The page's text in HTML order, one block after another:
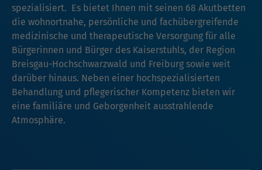
spezialisiert. Es bietet Ihnen mit seinen 68 Akutbetten
die wohnortnahe, persönliche und fachübergreifende
medizinische und therapeutische Versorgung für alle
Bürgerinnen und Bürger des Kaiserstuhls, der Region
Breisgau-Hochschwarzwald und Freiburg sowie weit
darüber hinaus. Neben einer hochspezialisierten
Behandlung und pflegerischer Kompetenz bieten wir
eine familiäre und Geborgenheit ausstrahlende
Atmosphäre.